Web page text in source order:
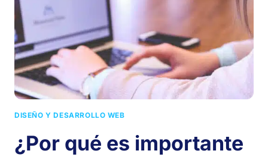
DISEÑO Y DESARROLLO WEB
¿Por qué es importante